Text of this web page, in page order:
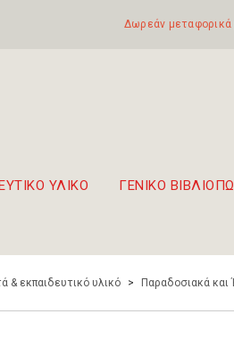
Δωρεάν μεταφορικά
ΥΛΙΚΟ ΓΕΝΙΚΟ
& εκπαιδευτικό υλικό > Παραδοσιακά και